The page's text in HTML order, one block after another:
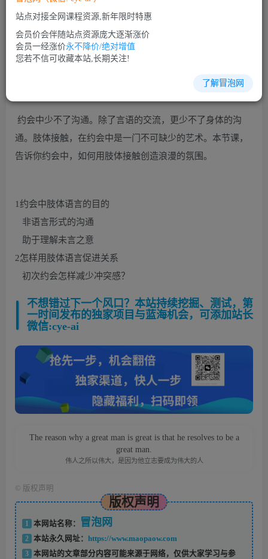
立即购买
您当前未登录！建议登陆后购买，可保存购买订单
约会中少不了沟通。除了言语的交流，更少不了身体的沟
通。肢体接触，在约会中是一门不可缺少的艺术。本节课，
告诉你约会中，如何用肢体接触创造浪漫的氛围。
1约会中肢体语言的目的
非语言形式的沟通
助于理解未言之意
2怎样用肢体语言促进关系
初次约会怎样减少冲突感？
不想错过下一个风口？本站持续挖掘、测试，第
一时间发布的独家项目与蓝海机会，可添加站长
微信:cye-ai
The reason why a great man is great is that he resolves to be a
great man.
伟人之所以伟大，是因为他立志要成为伟大的人
版权声明
版权声明
1 本网站名称： 冒泡网
2 本站永久网址： https://www.maopaow.com
3
本网站的文章部分内容可能来源于网络，仅供大家学习与参
站点对接全网课程资源,新年限时特惠
会员价会伴随站点资源庞大逐渐涨价
会员一经涨价永不降价/绝对增值
您若不信可收藏本站,长期关注!
了解冒泡网